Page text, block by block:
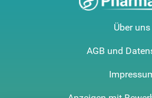
Über uns
AGB und